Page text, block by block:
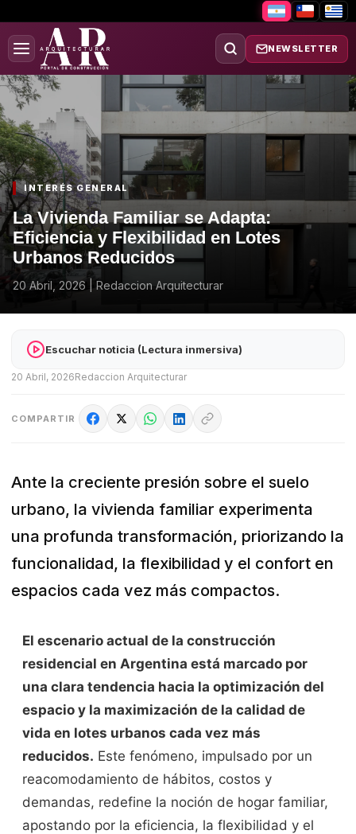
NEWSLETTER
INTERÉS GENERAL
La Vivienda Familiar se Adapta:
Eficiencia y Flexibilidad en Lotes
Urbanos Reducidos
20 Abril, 2026 Redaccion Arquitecturar
Escuchar noticia (Lectura inmersiva)
20 Abril, 2026Redaccion Arquitecturar
COMPARTIR
Ante la creciente presión sobre el suelo
urbano, la vivienda familiar experimenta
una profunda transformación, priorizando la
funcionalidad, la flexibilidad y el confort en
espacios cada vez más compactos.
El escenario actual de la construcción
residencial en Argentina está marcado por
una clara tendencia hacia la optimización del
espacio y la maximización de la calidad de
vida en lotes urbanos cada vez más
reducidos. Este fenómeno, impulsado por un
reacomodamiento de hábitos, costos y
demandas, redefine la noción de hogar familiar,
apostando por la eficiencia, la flexibilidad y el